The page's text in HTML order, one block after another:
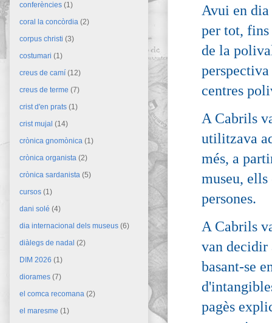
Avui en
per tot, fins
de la
centres
A Cabrils
utilitzava
més, a
museu,
persones.
A Cabrils
van decidir
basant-se
pagès
conferències (1)
coral la concòrdia (2)
corpus christi (3)
costumari (1)
creus de camí (12)
creus de terme (7)
crist d'en prats (1)
crist mujal (14)
crònica gnomònica (1)
crònica organista (2)
crònica sardanista (5)
cursos (1)
dani solé (4)
dia internacional dels museus (6)
diàlegs de nadal (2)
DIM 2026 (1)
diorames (7)
el comca recomana (2)
el maresme (1)